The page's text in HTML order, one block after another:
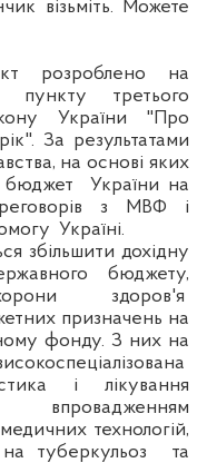
візьміть. Можете
розроблено на
пункту третього
України "Про
рік". За результатами
на основі яких
України на
з МВФ і
Україні.
збільшити дохідну
бюджету,
здоров'я
призначень на
фонду. З них на
і лікування
впровадженням
технологій,
туберкульоз
та